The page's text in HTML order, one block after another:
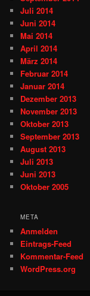
Juli 2014
Juni 2014
Mai 2014
April 2014
März 2014
Februar 2014
Januar 2014
Dezember 2013
November 2013
Oktober 2013
September 2013
August 2013
Juli 2013
Juni 2013
Oktober 2005
META
Anmelden
Eintrags-Feed
Kommentar-Feed
WordPress.org